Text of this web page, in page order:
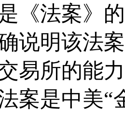
法案》
说明该法
易所的能
案是中美“